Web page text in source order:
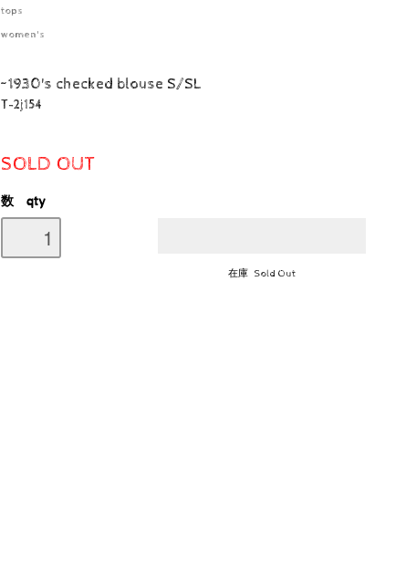
tops
women's
~1930's checked blouse S/SL
T-2j154
SOLD OUT
数 qty
在庫 Sold Out